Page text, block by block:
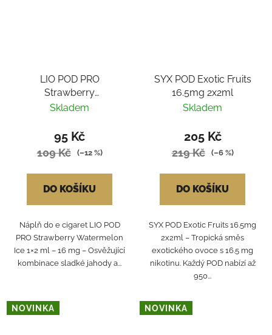
LIO POD PRO
Strawberry
Watermelon Ice 1x2ml
Skladem
95 Kč
109 Kč (–12 %)
DO KOŠÍKU
Náplň do e cigaret LIO POD
PRO Strawberry Watermelon
Ice 1×2 ml – 16 mg – Osvěžující
kombinace sladké jahody a...
SYX POD Exotic Fruits
16.5mg 2x2ml
Skladem
205 Kč
219 Kč (–6 %)
DO KOŠÍKU
SYX POD Exotic Fruits 16.5mg
2x2ml – Tropická směs
exotického ovoce s 16.5 mg
nikotinu. Každý POD nabízí až
950...
NOVINKA NOVINKA